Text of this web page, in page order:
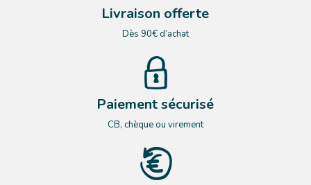
Livraison offerte
Dès 90€ d’achat
Paiement sécurisé
CB, chèque ou virement